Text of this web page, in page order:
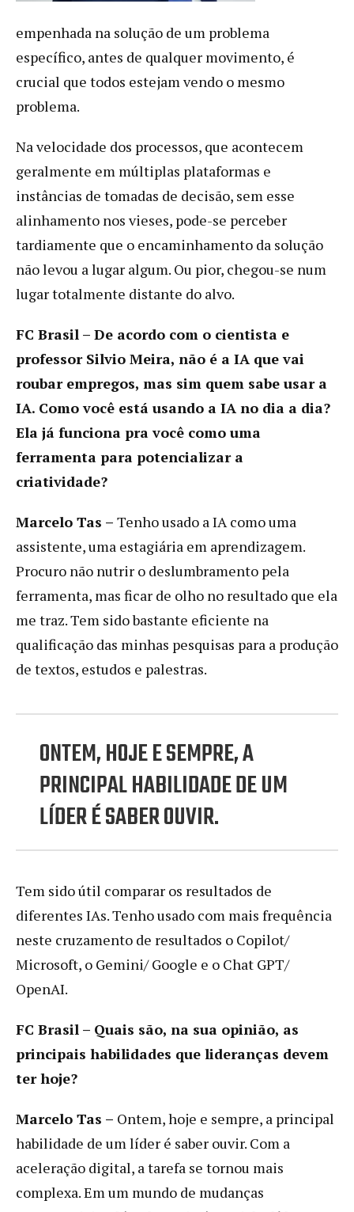
empenhada na solução de um problema
específico, antes de qualquer movimento, é
crucial que todos estejam vendo o mesmo
problema.
Na velocidade dos processos, que acontecem
geralmente em múltiplas plataformas e
instâncias de tomadas de decisão, sem esse
alinhamento nos vieses, pode-se perceber
tardiamente que o encaminhamento da solução
não levou a lugar algum. Ou pior, chegou-se num
lugar totalmente distante do alvo.
FC Brasil – De acordo com o cientista e
professor Silvio Meira, não é a IA que vai
roubar empregos, mas sim quem sabe usar a
IA. Como você está usando a IA no dia a dia?
Ela já funciona pra você como uma
ferramenta para potencializar a
criatividade?
Marcelo Tas – Tenho usado a IA como uma
assistente, uma estagiária em aprendizagem.
Procuro não nutrir o deslumbramento pela
ferramenta, mas ficar de olho no resultado que ela
me traz. Tem sido bastante eficiente na
qualificação das minhas pesquisas para a produção
de textos, estudos e palestras.
ONTEM, HOJE E SEMPRE, A
PRINCIPAL HABILIDADE DE UM
LÍDER É SABER OUVIR.
Tem sido útil comparar os resultados de
diferentes IAs. Tenho usado com mais frequência
neste cruzamento de resultados o Copilot/
Microsoft, o Gemini/ Google e o Chat GPT/
OpenAI.
FC Brasil – Quais são, na sua opinião, as
principais habilidades que lideranças devem
ter hoje?
Marcelo Tas – Ontem, hoje e sempre, a principal
habilidade de um líder é saber ouvir. Com a
aceleração digital, a tarefa se tornou mais
complexa. Em um mundo de mudanças